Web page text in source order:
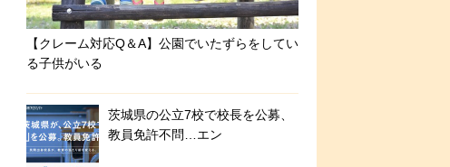
【クレーム対応Q＆A】公園でいたずらをしてい
る子供がいる
茨城県の公立7校で校長を公募、
教員免許不問…エン